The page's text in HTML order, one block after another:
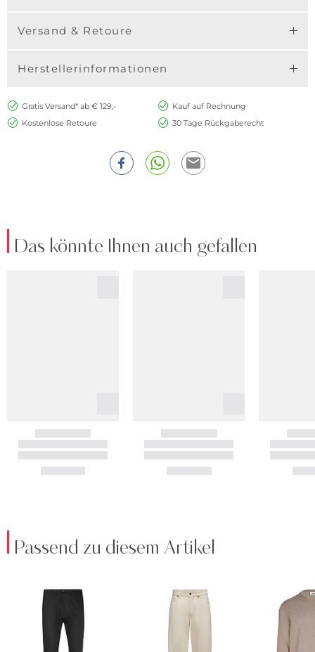
Versand & Retoure
Herstellerinformationen
Gratis Versand* ab € 129,-
Kauf auf Rechnung
Kostenlose Retoure
30 Tage Rückgaberecht
Das könnte Ihnen auch gefallen
Passend zu diesem Artikel